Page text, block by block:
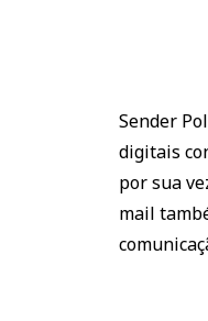
Sender
digitais
por sua
mail